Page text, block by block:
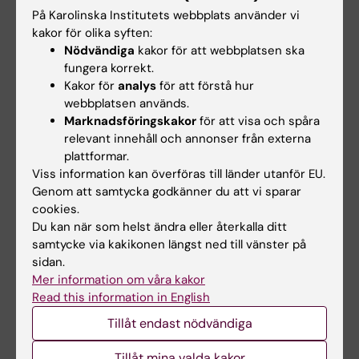
Yoon JH; Song P; Jang J-H; Kim D-K; Choi S;
Kim J; Ghim J; Kim D; Park S; Lee H; Kwak D;
Yea K; Hwang D; Suh P-G; Ryu SH
ARTICLE:CELLULAR SIGNALLING.
2011;23(8):1320-1326
Phospholipase D2 induces stress fiber
formation through mediating nucleotide
exchange for RhoA.
Jeon H; Kwak D; Noh J; Lee MN; Lee CS; Suh P-
G; Ryu SH
Alla författare
ARTICLE:JOURNAL OF MOLECULAR
ENDOCRINOLOGY.2010;44(4):225-236
Melanocortins induce interleukin 6 gene
expression and secretion through
melanocortin receptors 2 and 5 in 3T3-L1
adipocytes.
På Karolinska Institutets webbplats använder vi
kakor för olika syften:
Nödvändiga kakor för att webbplatsen ska
fungera korrekt.
Kakor för analys för att förstå hur
webbplatsen används.
Marknadsföringskakor för att visa och spåra
relevant innehåll och annonser från externa
plattformar.
Viss information kan överföras till länder utanför EU.
Genom att samtycka godkänner du att vi sparar
cookies.
Du kan när som helst ändra eller återkalla ditt
samtycke via kakikonen längst ned till vänster på
sidan.
Mer information om våra kakor
Read this information in English
Tillåt endast nödvändiga